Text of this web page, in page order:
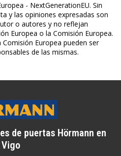
- NextGenerationEU. Sin
y las opiniones expresadas son
o autores y no reflejan
Europea o la Comisión Europea.
Comisión Europea pueden ser
de las mismas.
de puertas Hörmann en
Vigo